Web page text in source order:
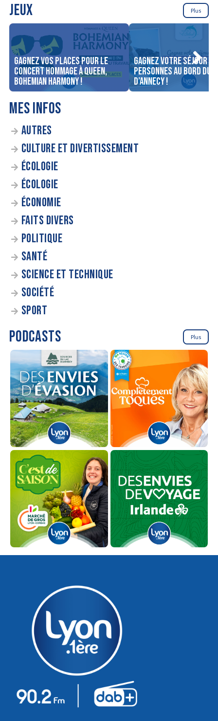
JEUX Plus
Gagnez vos places pour le
concert Hommage à Queen,
Bohemian Harmony !
Gagnez votre séjour
personnes au bord du
d’Annecy !
MES INFOS
AUTRES
CULTURE ET DIVERTISSEMENT
ÉCOLOGIE
ÉCOLOGIE
ÉCONOMIE
FAITS DIVERS
POLITIQUE
SANTÉ
SCIENCE ET TECHNIQUE
SOCIÉTÉ
SPORT
PODCASTS Plus